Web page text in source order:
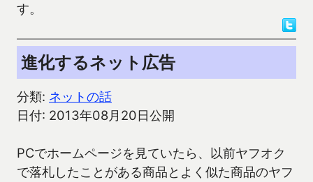
す。
進化するネット広告
分類: ネットの話
日付: 2013年08月20日公開
PCでホームページを見ていたら、以前ヤフオク
で落札したことがある商品とよく似た商品のヤフ